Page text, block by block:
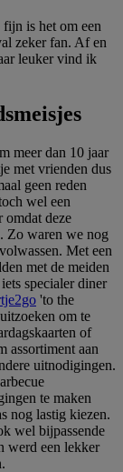
is het om een
zeker fan. Af en
leuker vind ik
meer dan 10 jaar
met vrienden dus
geen reden
wel een
omdat deze
Zo waren we nog
Met een
met de meiden
specialer diner
'to the
uitzoeken om te
of
assortiment aan
uitnodigingen.
te maken
nog lastig kiezen.
wel bijpassende
werd een lekker